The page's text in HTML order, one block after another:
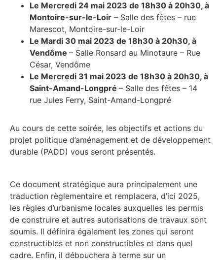
Le Mercredi 24 mai 2023 de 18h30 à 20h30, à
Montoire-sur-le-Loir – Salle des fêtes – rue
Marescot, Montoire-sur-le-Loir
Le Mardi 30 mai 2023 de 18h30 à 20h30, à
Vendôme – Salle Ronsard au Minotaure – Rue
César, Vendôme
Le Mercredi 31 mai 2023 de 18h30 à 20h30, à
Saint-Amand-Longpré – Salle des fêtes – 14
rue Jules Ferry, Saint-Amand-Longpré
Au cours de cette soirée, les objectifs et actions du
projet politique d’aménagement et de développement
durable (PADD) vous seront présentés.
Ce document stratégique aura principalement une
traduction règlementaire et remplacera, d’ici 2025,
les règles d’urbanisme locales auxquelles les permis
de construire et autres autorisations de travaux sont
soumis. Il définira également les zones qui seront
constructibles et non constructibles et dans quel
cadre. Enfin, il débouchera à terme sur un